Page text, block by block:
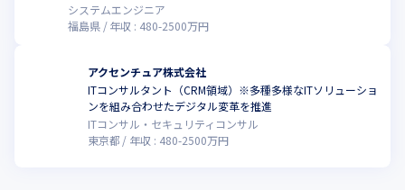
システムエンジニア
福島県
年収 : 480-2500万円
アクセンチュア株式会社
ITコンサルタント（CRM領域）※多種多様なITソリューショ
ンを組み合わせたデジタル変革を推進
ITコンサル・セキュリティコンサル
東京都
年収 : 480-2500万円